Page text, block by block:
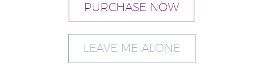
PURCHASE NOW
LEAVE ME ALONE